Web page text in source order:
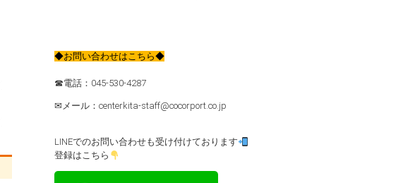
◆お問い合わせはこちら◆
☎電話：045-530-4287
✉メール：centerkita-staff@cocorport.co.jp
LINEでのお問い合わせも受け付けております
登録はこちら